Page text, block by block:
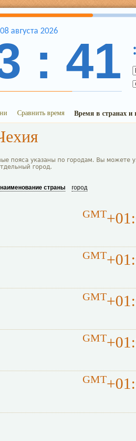
08 августа 2026
: 41 :
Сравнить время Время в странах и
пояса указаны по городам. Вы можете
город.
наименование страны город
GMT
GMT
GMT
GMT
GMT